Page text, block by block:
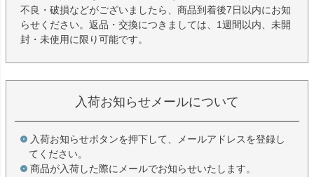
不良・破損などがございましたら、商品到着後7日以内にお知
らせください。返品・交換につきましては、1週間以内、未開
封・未使用に限り可能です。
入荷お知らせメールについて
入荷お知らせボタンを押下して、メールアドレスを登録し
てください。
商品が入荷した際にメールでお知らせいたします。